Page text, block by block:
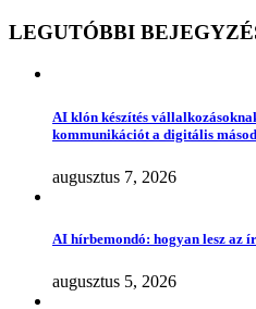
LEGUTÓBBI
AI klón készítés
kommunikációt a digitális
augusztus 7, 2026
AI hírbemondó: hogyan lesz az
augusztus 5, 2026